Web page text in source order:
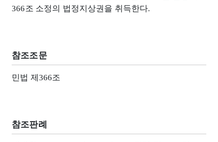
366조 소정의 법정지상권을 취득한다.
참조조문
민법 제366조
참조판례